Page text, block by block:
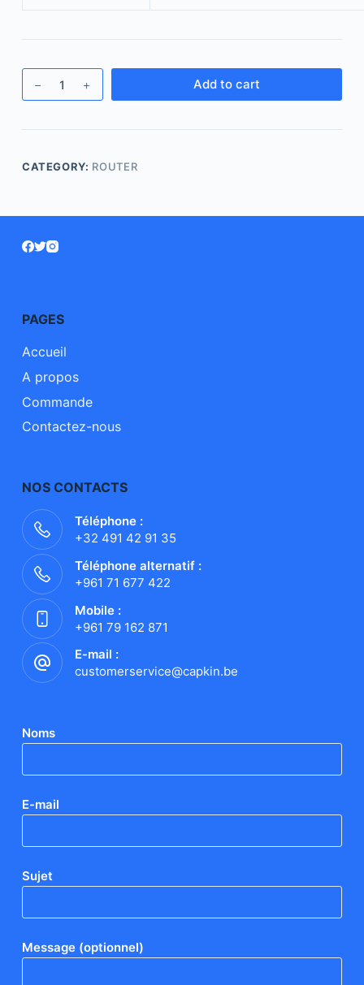
Add to cart
CATEGORY: ROUTER
PAGES
Accueil
A propos
Commande
Contactez-nous
NOS CONTACTS
Téléphone :
+32 491 42 91 35
Téléphone alternatif :
+961 71 677 422
Mobile :
+961 79 162 871
E-mail :
customerservice@capkin.be
Noms
E-mail
Sujet
Message (optionnel)